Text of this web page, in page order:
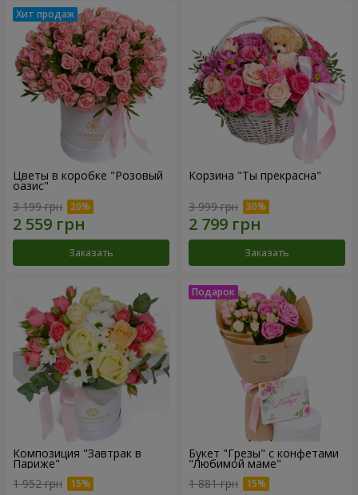
Цветы в коробке "Розовый
оазис"
3 199 грн
Заказать
Корзина "Ты прекрасна"
3 999 грн
Заказать
Композиция "Завтрак в
Париже"
1 952 грн
Букет "Грезы" с конфетами
"Любимой маме"
1 881 грн